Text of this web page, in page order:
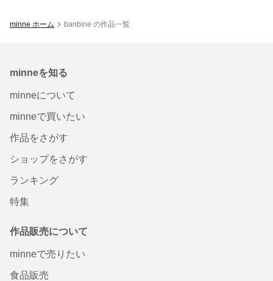
minne ホーム banbine の作品一覧
minneを知る
minneについて
minneで買いたい
作品をさがす
ショップをさがす
ランキング
特集
作品販売について
minneで売りたい
食品販売